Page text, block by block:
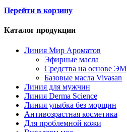
Перейти в корзину
Каталог продукции
Линия Мир Ароматов
Эфирные масла
Средства на основе ЭМ
Базовые масла Vivasan
Линия для мужчин
Линия Derma Science
Линия улыбка без морщин
Антивозрастная косметика
Для проблемной кожи